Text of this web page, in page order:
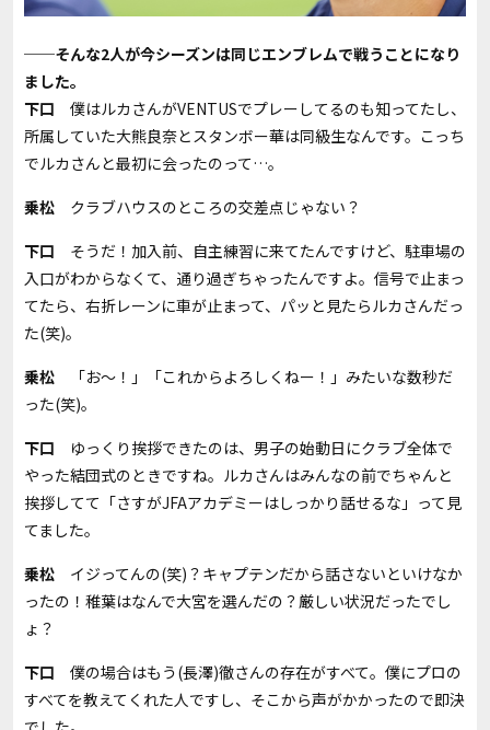
──そんな2人が今シーズンは同じエンブレムで戦うことになり
ました。
下口 僕はルカさんがVENTUSでプレーしてるのも知ってたし、
所属していた大熊良奈とスタンボー華は同級生なんです。こっち
でルカさんと最初に会ったのって…。
乗松 クラブハウスのところの交差点じゃない？
下口 そうだ！加入前、自主練習に来てたんですけど、駐車場の
入口がわからなくて、通り過ぎちゃったんですよ。信号で止まっ
てたら、右折レーンに車が止まって、パッと見たらルカさんだっ
た(笑)。
乗松 「お～！」「これからよろしくねー！」みたいな数秒だ
った(笑)。
下口 ゆっくり挨拶できたのは、男子の始動日にクラブ全体で
やった結団式のときですね。ルカさんはみんなの前でちゃんと
挨拶してて「さすがJFAアカデミーはしっかり話せるな」って見
てました。
乗松 イジってんの(笑) ？キャプテンだから話さないといけなか
ったの！稚葉はなんで大宮を選んだの？厳しい状況だったでし
ょ？
下口 僕の場合はもう(長澤)徹さんの存在がすべて。僕にプロの
すべてを教えてくれた人ですし、そこから声がかかったので即決